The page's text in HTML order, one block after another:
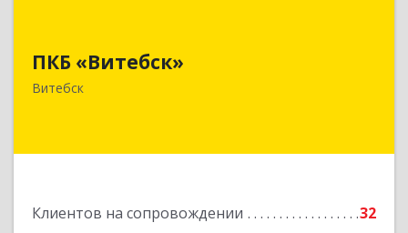
ПКБ «Витебск»
Витебск
Клиентов на сопровождении
32
Республика Беларусь, 210026, г. Витебск, ул.